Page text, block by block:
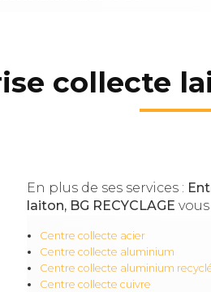
collecte
En plus de ses services :
laiton, BG RECYCLAGE
Centre collecte acier
Centre collecte aluminium
Centre collecte aluminium
Centre collecte cuivre